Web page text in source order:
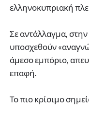
ελληνοκυπριακή
Σε αντάλλαγμα,
υποσχεθούν
άμεσο εμπόριο,
επαφή.
Το πιο κρίσιμο